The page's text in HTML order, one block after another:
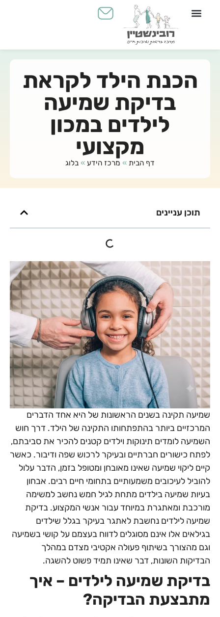
הכנת הילד לקראת
בדיקת שמיעה
לילדים במכון
מקצועי
דף הבית » מרכז הידע » בלוג
תוכן עניינים
שמיעה תקינה בשנים הראשונות של היא אחד הדברים
המרכזיים ביותר בהתפתחותו התקינה של הילד. דרך חוש
השמיעה לומדים תינוקות וילדים קטנים להכיר את סביבתם,
לפתח כישורים חברתיים ובעיקר לרכוש שפה ודיבור. כאשר
קיים ליקוי שמיעה שאינו מאובחן ומטופל בזמן, הדבר עלול
להוביל לעיכובים משמעותיים בתחומי חיים רבים. אבחון
בעיות שמיעה בילדים מתחת לגיל חמש נחשב למשימה
מורכבת ומאתגרת במיוחד עבור אנשי המקצוע. בדיקת
שמיעה לילדים נחשבת לאתגר בעיקר בגלל שילדים
בגילאים אלו אינם מסוגלים לדווח בעצמם על קושי בשמיעה
וגם מהצורך בשיתוף פעולה אקטיבי מצדם במהלך
הבדיקות השונות, דבר שאינו תמיד פשוט להשגה.
בדיקת שמיעה לילדים – איך
מתבצעת הבדיקה?